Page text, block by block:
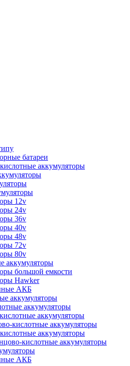
батареи
аккумуляторы
12v
24v
36v
40v
48v
72v
80v
аккумуляторы
большой емкости
Hawker
АКБ
аккумуляторы
аккумуляторы
аккумуляторы
кислотные аккумуляторы
аккумуляторы
кислотные аккумуляторы
АКБ